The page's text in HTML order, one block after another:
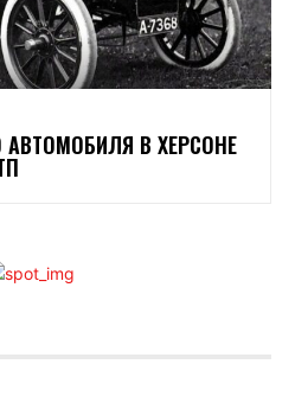
АВТОМОБИЛЯ В ХЕРСОНЕ